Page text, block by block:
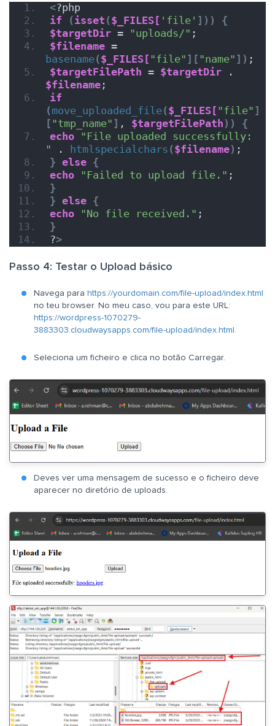
<?php
if
(isset ($_FILES[ 'file' ]))
{
$targetDir = "uploads/" ;
$filename
basename($_FILES[ "file" ][ "name" ]) ;
$targetFilePath = $targetDir
$filename ;
if
(move_uploaded_file($_FILES[ "file" ]
[ "tmp_name" ] , $targetFilePath ))
{
echo "File uploaded successfully:
" . htmlspecialchars ($filename) ;
} else {
echo "Failed to upload file." ;
}
} else {
echo "No file received." ;
}
?>
Passo 4: Testar o Upload básico
Navega para https://yourdomain.com/file-upload/index.html
no teu browser. No meu caso, vou para este URL:
https://wordpress-1070279-
3883303.cloudwaysapps.com/file-upload/index.html.
Seleciona um ficheiro e clica no botão Carregar.
Deves ver uma mensagem de sucesso e o ficheiro deve
aparecer no diretório de uploads.